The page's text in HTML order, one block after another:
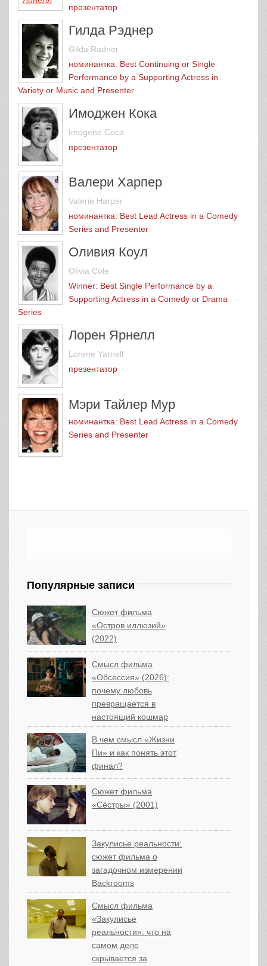
презентатор
Гилда Рэднер
Gilda Radner
номинантка: Best Continuing or Single
Performance by a Supporting Actress in
Variety or Music and Presenter
Имоджен Кока
Imogene Coca
презентатор
Валери Харпер
Valerie Harper
номинантка: Best Lead Actress in a Comedy
Series and Presenter
Оливия Коул
Olivia Cole
Winner: Best Single Performance by a
Supporting Actress in a Comedy or Drama
Series
Лорен Ярнелл
Lorene Yarnell
презентатор
Мэри Тайлер Мур
номинантка: Best Lead Actress in a Comedy
Series and Presenter
Популярные записи
Сюжет фильма
«Остров иллюзий»
(2022)
Смысл фильма
«Обсессия» (2026):
почему любовь
превращается в
настоящий кошмар
В чем смысл «Жизни
Пи» и как понять этот
финал?
Сюжет фильма
«Сёстры» (2001)
Закулисье реальности:
сюжет фильма о
загадочном измерении
Backrooms
Смысл фильма
«Закулисье
реальности»: что на
самом деле
скрывается за